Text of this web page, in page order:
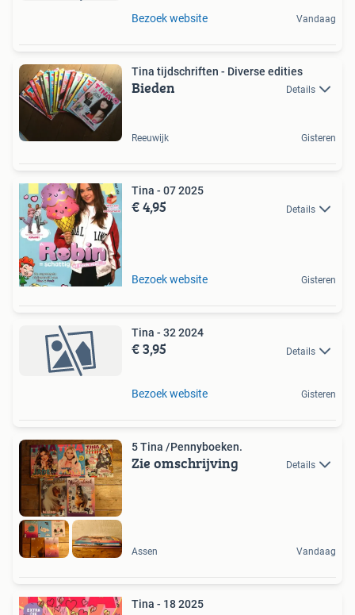
Bezoek website Vandaag
Tina tijdschriften - Diverse edities
Bieden Details
Reeuwijk Gisteren
Tina - 07 2025
€ 4,95 Details
Bezoek website Gisteren
Tina - 32 2024
€ 3,95 Details
Bezoek website Gisteren
5 Tina /Pennyboeken.
Zie omschrijving Details
Assen Vandaag
Tina - 18 2025